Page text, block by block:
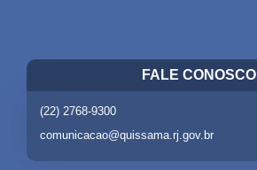
FALE CONOSCO
(22) 2768-9300
comunicacao@quissama.rj.gov.br